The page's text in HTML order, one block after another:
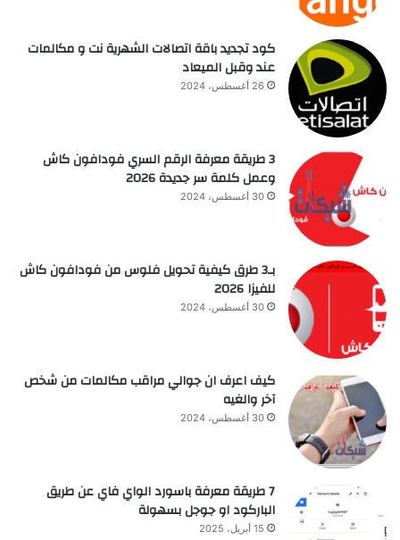
كود تجديد باقة اتصالات الشهرية نت و مكالمات
عند وقبل الميعاد
26 أغسطس، 2024
3 طريقة معرفة الرقم السري فودافون كاش
وعمل كلمة سر جديدة 2026
30 أغسطس، 2024
بـ3 طرق كيفية تحويل فلوس من فودافون كاش
للفيزا 2026
30 أغسطس، 2024
كيف اعرف ان جوالي مراقب مكالمات من شخص
آخر والغيه
30 أغسطس، 2024
7 طريقة معرفة باسورد الواي فاي عن طريق
الباركود او جوجل بسهولة
15 أبريل، 2025